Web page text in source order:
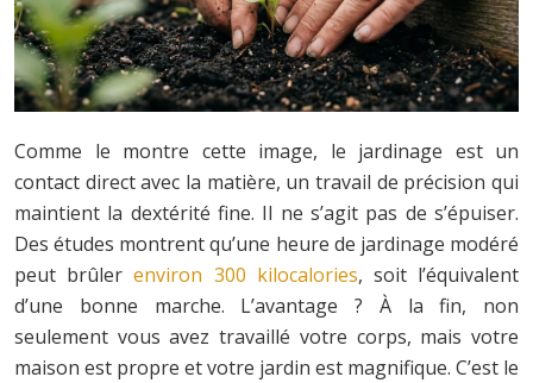
Comme le montre cette image, le jardinage est un
contact direct avec la matière, un travail de précision qui
maintient la dextérité fine. Il ne s’agit pas de s’épuiser.
Des études montrent qu’une heure de jardinage modéré
peut brûlerenviron 300 kilocalories, soit l’équivalent
d’une bonne marche. L’avantage ? À la fin, non
seulement vous avez travaillé votre corps, mais votre
maison est propre et votre jardin est magnifique. C’est le